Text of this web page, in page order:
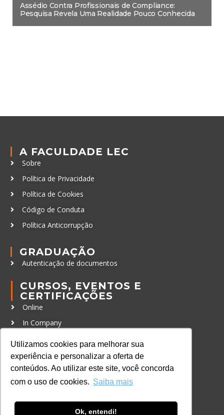
Utilizamos cookies para melhorar sua
experiência e personalizar a oferta de
conteúdos. Ao utilizar este site, você concorda
com o uso de cookies. Saiba mais
Ok, entendi!
Assédio Contra Profissionais de Compliance:
Pesquisa Revela Uma Realidade Pouco Conhecida
A FACULDADE LEC
Sobre
Política de Privacidade
Política de Cookies
Código de Conduta
Política Anticorrupção
GRADUAÇÃO
Autenticação de documentos
CURSOS, EVENTOS E
CERTIFICAÇÕES
Online
In Company
Certificações
CONTATO
+55 11 3259-2837
+55 11 98924-8322